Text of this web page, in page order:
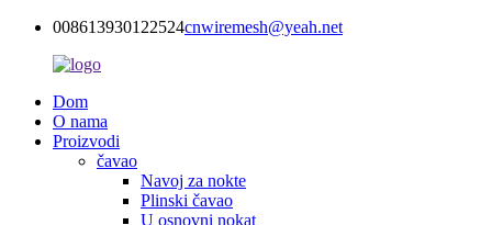
008613930122524cnwiremesh@yeah.net
Dom
O nama
Proizvodi
čavao
Navoj za nokte
Plinski čavao
U osnovni nokat